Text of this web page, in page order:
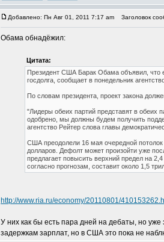
Добавлено: Пн Авг 01, 2011 7:17 am Заголовок
Обама обнадёжил:
Цитата:
Президент США Барак Обама объявил, что
госдолга, сообщает в понедельник
По словам президента, проект закона
"Лидеры обеих партий представят в обеих
одобрено, мы должны будем получить
агентство Рейтер слова главы
США преодолели 16 мая очередной потолок
долларов. Дефолт может произойти уже
предлагает повысить верхний предел на
согласно прогнозам, составит около 1,5
http://www.ria.ru/economy/20110801/
У них как бы есть пара дней на дебаты, но
задержкам зарплат, но в США это пока не